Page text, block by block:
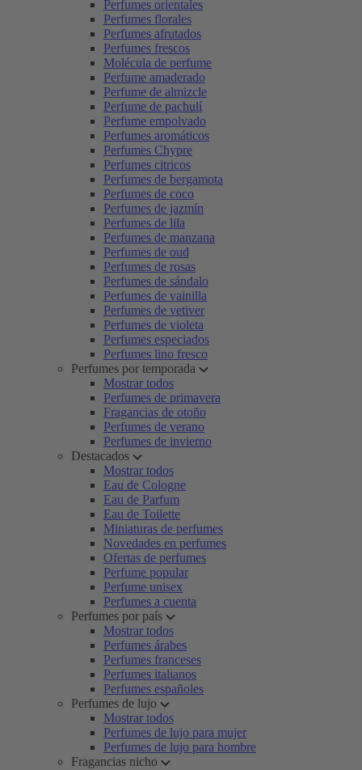
Perfumes orientales
Perfumes florales
Perfumes afrutados
Perfumes frescos
Molécula de perfume
Perfume amaderado
Perfume de almizcle
Perfume de pachulí
Perfume empolvado
Perfumes aromáticos
Perfumes Chypre
Perfumes citricos
Perfumes de bergamota
Perfumes de coco
Perfumes de jazmín
Perfumes de lila
Perfumes de manzana
Perfumes de oud
Perfumes de rosas
Perfumes de sándalo
Perfumes de vainilla
Perfumes de vetiver
Perfumes de violeta
Perfumes especiados
Perfumes lino fresco
Perfumes por temporada
Mostrar todos
Perfumes de primavera
Fragancias de otoño
Perfumes de verano
Perfumes de invierno
Destacados
Mostrar todos
Eau de Cologne
Eau de Parfum
Eau de Toilette
Miniaturas de perfumes
Novedades en perfumes
Ofertas de perfumes
Perfume popular
Perfume unisex
Perfumes a cuenta
Perfumes por país
Mostrar todos
Perfumes árabes
Perfumes franceses
Perfumes italianos
Perfumes españoles
Perfumes de lujo
Mostrar todos
Perfumes de lujo para mujer
Perfumes de lujo para hombre
Fragancias nicho